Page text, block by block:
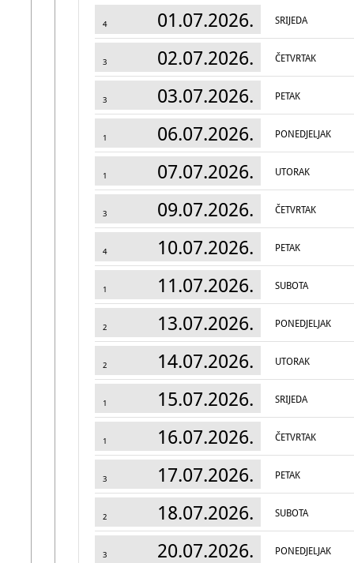
4 01.07.2026. SRIJEDA
3 02.07.2026. ČETVRTAK
3 03.07.2026. PETAK
1 06.07.2026. PONEDJELJAK
1 07.07.2026. UTORAK
3 09.07.2026. ČETVRTAK
4 10.07.2026. PETAK
1 11.07.2026. SUBOTA
2 13.07.2026. PONEDJELJAK
2 14.07.2026. UTORAK
1 15.07.2026. SRIJEDA
1 16.07.2026. ČETVRTAK
3 17.07.2026. PETAK
2 18.07.2026. SUBOTA
3 20.07.2026. PONEDJELJAK